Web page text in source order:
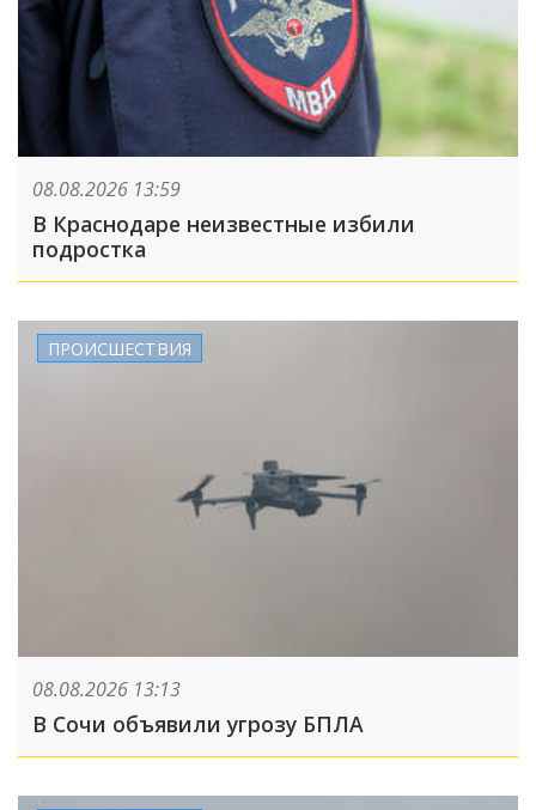
08.08.2026 13:59
В Краснодаре неизвестные избили
подростка
ПРОИСШЕСТВИЯ
08.08.2026 13:13
В Сочи объявили угрозу БПЛА